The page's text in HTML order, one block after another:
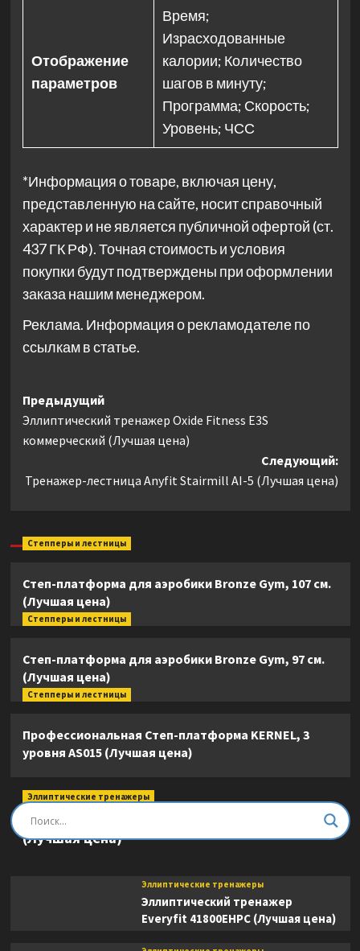
Отображение
параметров
Время;
Израсходованные
калории; Количество
шагов в минуту;
Программа; Скорость;
Уровень; ЧСС
*Информация о товаре, включая цену,
представленную на сайте, носит справочный
характер и не является публичной офертой (ст.
437 ГК РФ). Точная стоимость и условия
покупки будут подтверждены при оформлении
заказа нашим менеджером.
Реклама. Информация о рекламодателе по
ссылкам в статье.
Навигация
записи
Предыдущий
Эллиптический тренажер Oxide Fitness E3S
коммерческий (Лучшая цена)
Следующий:
Тренажер-лестница Anyfit Stairmill AI-5 (Лучшая цена)
Степперы и лестницы
Степ-платформа для аэробики Bronze Gym, 107 см.
(Лучшая цена)
Степперы и лестницы
Степ-платформа для аэробики Bronze Gym, 97 см.
(Лучшая цена)
Степперы и лестницы
Профессиональная Степ-платформа KERNEL, 3
уровня AS015 (Лучшая цена)
Эллиптические тренажеры
Эллиптический тренажер DFC E8745T
(Лучшая цена)
Эллиптические тренажеры
Эллиптический тренажер
Everyfit 41800EHPC (Лучшая цена)